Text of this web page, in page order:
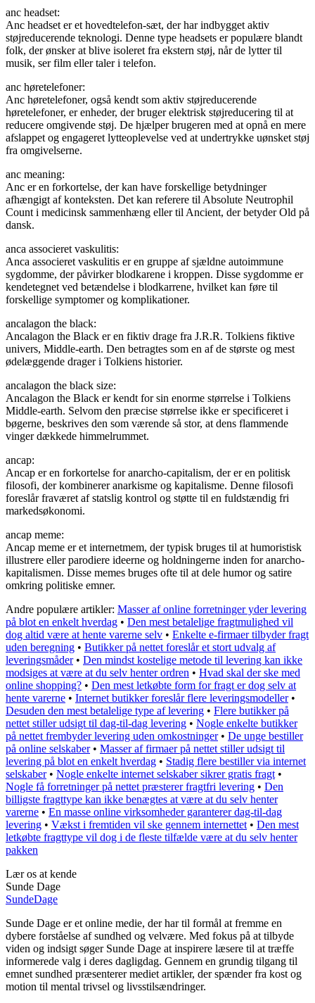
anc headset:
Anc headset er et hovedtelefon-sæt, der har indbygget aktiv
støjreducerende teknologi. Denne type headsets er populære blandt
folk, der ønsker at blive isoleret fra ekstern støj, når de lytter til
musik, ser film eller taler i telefon.
anc høretelefoner:
Anc høretelefoner, også kendt som aktiv støjreducerende
høretelefoner, er enheder, der bruger elektrisk støjreducering til at
reducere omgivende støj. De hjælper brugeren med at opnå en mere
afslappet og engageret lytteoplevelse ved at undertrykke uønsket støj
fra omgivelserne.
anc meaning:
Anc er en forkortelse, der kan have forskellige betydninger
afhængigt af konteksten. Det kan referere til Absolute Neutrophil
Count i medicinsk sammenhæng eller til Ancient, der betyder Old på
dansk.
anca associeret vaskulitis:
Anca associeret vaskulitis er en gruppe af sjældne autoimmune
sygdomme, der påvirker blodkarene i kroppen. Disse sygdomme er
kendetegnet ved betændelse i blodkarrene, hvilket kan føre til
forskellige symptomer og komplikationer.
ancalagon the black:
Ancalagon the Black er en fiktiv drage fra J.R.R. Tolkiens fiktive
univers, Middle-earth. Den betragtes som en af de største og mest
ødelæggende drager i Tolkiens historier.
ancalagon the black size:
Ancalagon the Black er kendt for sin enorme størrelse i Tolkiens
Middle-earth. Selvom den præcise størrelse ikke er specificeret i
bøgerne, beskrives den som værende så stor, at dens flammende
vinger dækkede himmelrummet.
ancap:
Ancap er en forkortelse for anarcho-capitalism, der er en politisk
filosofi, der kombinerer anarkisme og kapitalisme. Denne filosofi
foreslår fraværet af statslig kontrol og støtte til en fuldstændig fri
markedsøkonomi.
ancap meme:
Ancap meme er et internetmem, der typisk bruges til at humoristisk
illustrere eller parodiere ideerne og holdningerne inden for anarcho-
kapitalismen. Disse memes bruges ofte til at dele humor og satire
omkring politiske emner.
Andre populære artikler: Masser af online forretninger yder levering
på blot en enkelt hverdag • Den mest betalelige fragtmulighed vil
dog altid være at hente varerne selv • Enkelte e-firmaer tilbyder fragt
uden beregning • Butikker på nettet foreslår et stort udvalg af
leveringsmåder• Den mindst kostelige metode til levering kan ikke
modsiges at være at du selv henter ordren • Hvad skal der ske med
online shopping? • Den mest letkøbte form for fragt er dog selv at
hente varerne • Internet butikker foreslår flere leveringsmodeller•
Desuden den mest betalelige type af levering • Flere butikker på
nettet stiller udsigt til dag-til-dag levering • Nogle enkelte butikker
på nettet frembyder levering uden omkostninger• De unge bestiller
på online selskaber• Masser af firmaer på nettet stiller udsigt til
levering på blot en enkelt hverdag • Stadig flere bestiller via internet
selskaber• Nogle enkelte internet selskaber sikrer gratis fragt •
Nogle få forretninger på nettet præsterer fragtfri levering • Den
billigste fragttype kan ikke benægtes at være at du selv henter
varerne • En masse online virksomheder garanterer dag-til-dag
levering • Vækst i fremtiden vil ske gennem internettet • Den mest
letkøbte fragttype vil dog i de fleste tilfælde være at du selv henter
pakken
Lær os at kende
Sunde Dage
SundeDage
Sunde Dage er et online medie, der har til formål at fremme en
dybere forståelse af sundhed og velvære. Med fokus på at tilbyde
viden og indsigt søger Sunde Dage at inspirere læsere til at træffe
informerede valg i deres dagligdag. Gennem en grundig tilgang til
emnet sundhed præsenterer mediet artikler, der spænder fra kost og
motion til mental trivsel og livsstilsændringer.